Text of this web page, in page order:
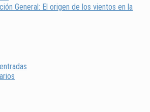
General: El origen de los vientos en la